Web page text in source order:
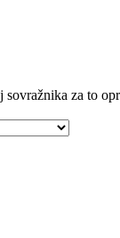
sovražnika za to